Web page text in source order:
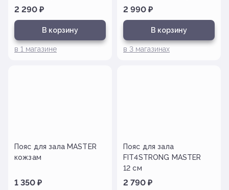
2 290 ₽
В корзину
в 1 магазине
2 990 ₽
В корзину
в 3 магазинах
Пояс для зала MASTER
кожзам
1 350 ₽
Пояс для зала
FIT4STRONG MASTER
12 см
2 790 ₽